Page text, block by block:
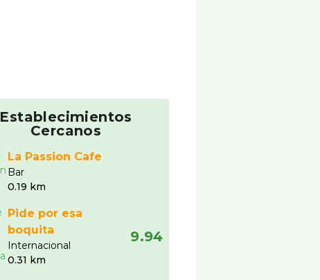
Establecimientos
Cercanos
La Passion Cafe
Bar
0.19 km
Pide por esa
boquita
Internacional
0.31 km
9.94